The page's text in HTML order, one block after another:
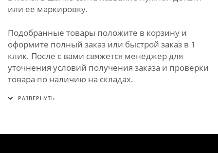
или ее маркировку.
Подобранные товары положите в корзину и
оформите полный заказ или быстрой заказ в 1
клик. После с вами свяжется менеджер для
уточнения условий получения заказа и проверки
товара по наличию на складах.